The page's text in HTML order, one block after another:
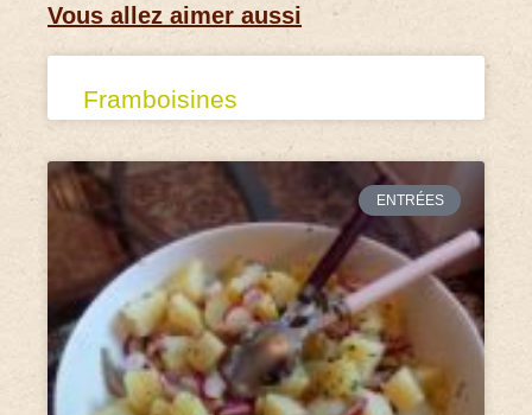
Vous allez aimer aussi
Framboisines
ENTRÉES